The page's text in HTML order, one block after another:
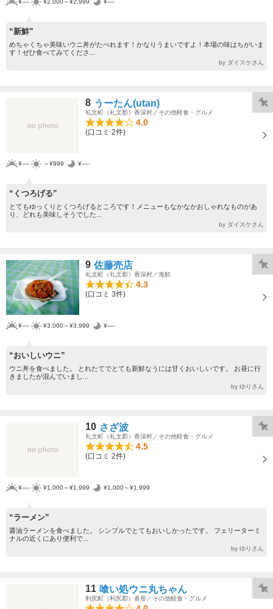
¥---- ¥2,000～¥2,999 ¥----
“新鮮”
めちゃくちゃ美味いウニ丼がたべれます！かなりうまいですよ！本場の味はちがいま
す！ぜひ食べてみてくださ...
by ダイスケさん
8 うーたん(utan)
礼文町（礼文郡）香深村／その他軽食・グルメ
4.0
(口コミ 2件)
¥---- ～¥999 ¥----
“くつろげる”
とてもゆっくりとくつろげるところです！メニューもなかなかおしゃれなものがあ
り、どれも美味しそうでした...
by ダイスケさん
9 佐藤売店
礼文町（礼文郡）香深村／海鮮
4.3
(口コミ 3件)
¥---- ¥3,000～¥3,999 ¥----
“おいしいウニ”
ウニ丼を食べました。 とれたてでとても新鮮なうには甘くおいしいです。 お昼に行
きましたが混んでいまし...
by ゆりさん
10 さざ波
礼文町（礼文郡）香深村／その他軽食・グルメ
4.5
(口コミ 2件)
¥---- ¥1,000～¥1,999 ¥1,000～¥1,999
“ラーメン”
醤油ラーメンを食べました。 シンプルでとてもおいしかったです。 フェリーターミ
ナルの近くにあり便利で...
by ゆりさん
11 喰い処ウニ丸ちゃん
利尻町（利尻郡）沓形／その他軽食・グルメ